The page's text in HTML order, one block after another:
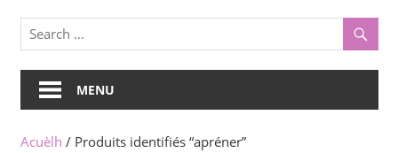
MENU
Acuèlh / Produits identifiés “apréner”